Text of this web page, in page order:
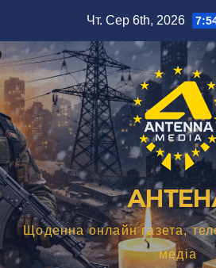
вмісту
Чт. Сер 6th, 2026
Щоденна онлайн газета,
медіа